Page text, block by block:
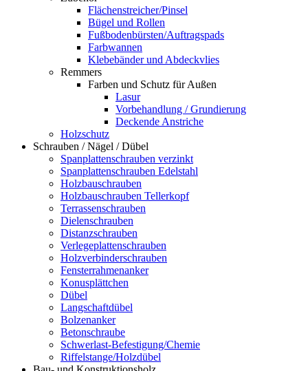
Flächenstreicher/Pinsel
Bügel und Rollen
Fußbodenbürsten/Auftragspads
Farbwannen
Klebebänder und Abdeckvlies
Remmers
Farben und Schutz für Außen
Lasur
Vorbehandlung / Grundierung
Deckende Anstriche
Holzschutz
Schrauben / Nägel / Dübel
Spanplattenschrauben verzinkt
Spanplattenschrauben Edelstahl
Holzbauschrauben
Holzbauschrauben Tellerkopf
Terrassenschrauben
Dielenschrauben
Distanzschrauben
Verlegeplattenschrauben
Holzverbinderschrauben
Fensterrahmenanker
Konusplättchen
Dübel
Langschaftdübel
Bolzenanker
Betonschraube
Schwerlast-Befestigung/Chemie
Riffelstange/Holzdübel